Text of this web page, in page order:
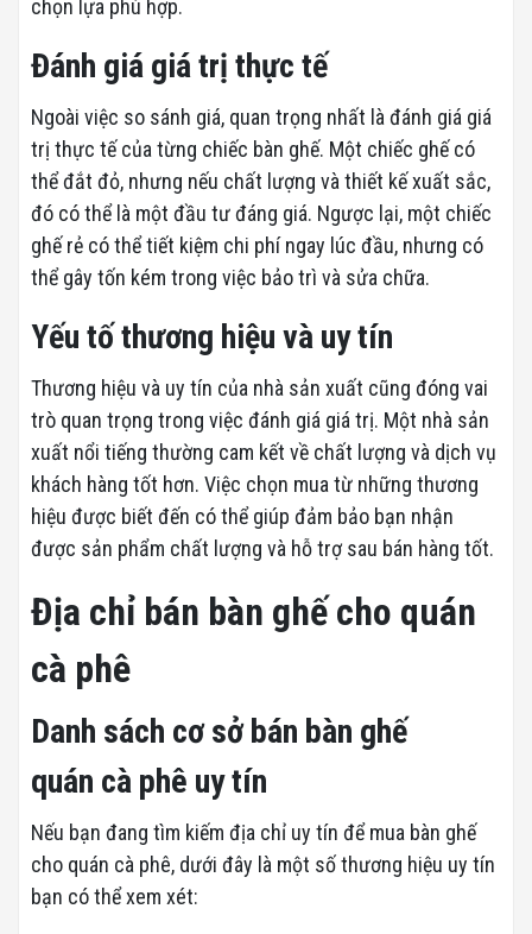
chọn lựa phù hợp.
Đánh giá giá trị thực tế
Ngoài việc so sánh giá, quan trọng nhất là đánh giá giá
trị thực tế của từng chiếc bàn ghế. Một chiếc ghế có
thể đắt đỏ, nhưng nếu chất lượng và thiết kế xuất sắc,
đó có thể là một đầu tư đáng giá. Ngược lại, một chiếc
ghế rẻ có thể tiết kiệm chi phí ngay lúc đầu, nhưng có
thể gây tốn kém trong việc bảo trì và sửa chữa.
Yếu tố thương hiệu và uy tín
Thương hiệu và uy tín của nhà sản xuất cũng đóng vai
trò quan trọng trong việc đánh giá giá trị. Một nhà sản
xuất nổi tiếng thường cam kết về chất lượng và dịch vụ
khách hàng tốt hơn. Việc chọn mua từ những thương
hiệu được biết đến có thể giúp đảm bảo bạn nhận
được sản phẩm chất lượng và hỗ trợ sau bán hàng tốt.
Địa chỉ bán bàn ghế cho quán
cà phê
Danh sách cơ sở bán bàn ghế
quán cà phê uy tín
Nếu bạn đang tìm kiếm địa chỉ uy tín để mua bàn ghế
cho quán cà phê, dưới đây là một số thương hiệu uy tín
bạn có thể xem xét: